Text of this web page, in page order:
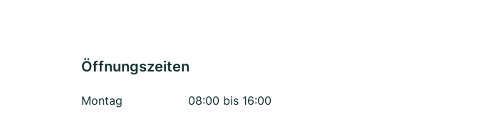
Öffnungszeiten
Montag
08:00 bis 16:00